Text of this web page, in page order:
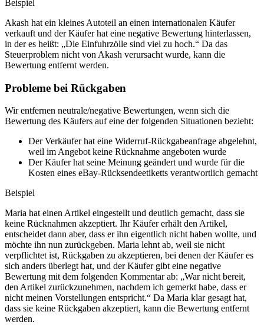
Beispiel
Akash hat ein kleines Autoteil an einen internationalen Käufer
verkauft und der Käufer hat eine negative Bewertung hinterlassen,
in der es heißt: „Die Einfuhrzölle sind viel zu hoch.“ Da das
Steuerproblem nicht von Akash verursacht wurde, kann die
Bewertung entfernt werden.
Probleme bei Rückgaben
Wir entfernen neutrale/negative Bewertungen, wenn sich die
Bewertung des Käufers auf eine der folgenden Situationen bezieht:
Der Verkäufer hat eine Widerruf-Rückgabeanfrage abgelehnt,
weil im Angebot keine Rücknahme angeboten wurde
Der Käufer hat seine Meinung geändert und wurde für die
Kosten eines eBay-Rücksendeetiketts verantwortlich gemacht
Beispiel
Maria hat einen Artikel eingestellt und deutlich gemacht, dass sie
keine Rücknahmen akzeptiert. Ihr Käufer erhält den Artikel,
entscheidet dann aber, dass er ihn eigentlich nicht haben wollte, und
möchte ihn nun zurückgeben. Maria lehnt ab, weil sie nicht
verpflichtet ist, Rückgaben zu akzeptieren, bei denen der Käufer es
sich anders überlegt hat, und der Käufer gibt eine negative
Bewertung mit dem folgenden Kommentar ab: „War nicht bereit,
den Artikel zurückzunehmen, nachdem ich gemerkt habe, dass er
nicht meinen Vorstellungen entspricht.“ Da Maria klar gesagt hat,
dass sie keine Rückgaben akzeptiert, kann die Bewertung entfernt
werden.